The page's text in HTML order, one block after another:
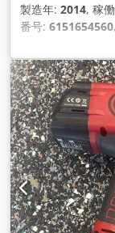
製造年: 2014, 稼
番号: 6151654560
M20アダプター
ル付き 追加アク
H2に適合 - スク
Nm 最大: 4.0 Nm
数: 2000 min-1